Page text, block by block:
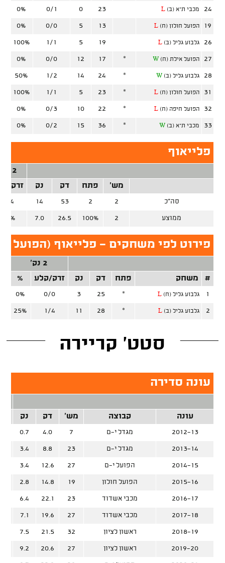
24 מכבי ת"א (ב) L
23
0
0/1
0%
19 הפועל חולון (ח) L
13
5
0/0
0%
26 גלבוע גליל (ב) L
19
5
1/1
100%
27 הפועל אילת (ח) W
*
17
12
0/0
0%
28 גלבוע גליל (ב) W
*
24
14
1/2
50%
31 הפועל חולון (ח) L
*
23
5
1/1
100%
32 הפועל חיפה (ח) L
*
22
10
0/3
0%
33 מכבי ת"א (ב) W
*
36
15
0/2
0%
פלייאוף
2 נק'
מש'
פתח דק נק זרק/
סה"כ 2
2
53
14
1/4
ממוצע 2
100%
26.5
7.0
25%
פירוט לפי משחקים - פלייאוף (הפועל
2 נק'
#
משחק פתח דק נק זרק/קלע %
1 גלבוע גליל (ח) L
*
25
3
0/0
0%
2 גלבוע גליל (ב) L
*
28
11
1/4
25%
סטט' קריירה
עונה סדירה
עונה
קבוצה מש' דק נק
2012-13 מגדל י-ם 7
4.0
0.7
2013-14 מגדל י-ם 23
8.8
3.4
2014-15 הפועל י-ם 27
12.6
3.4
2015-16 הפועל חולון 19
14.8
2.8
2016-17 מכבי אשדוד 23
22.1
6.4
2017-18 מכבי אשדוד 27
19.6
7.1
2018-19 ראשון לציון 32
21.5
7.5
2019-20 ראשון לציון 27
20.6
9.2